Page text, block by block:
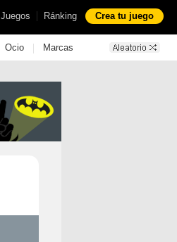
Juegos | Ránking Crea tu juego
Ocio | Marcas